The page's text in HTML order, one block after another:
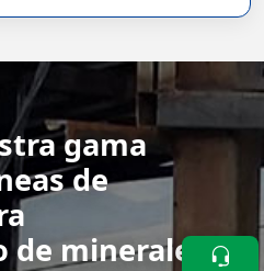
gama
de
de minerales!